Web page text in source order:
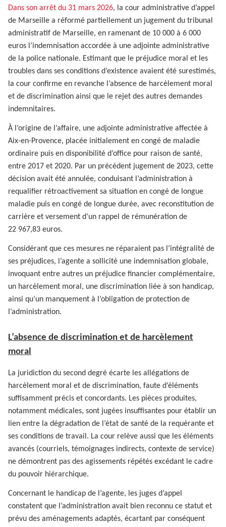
Dans son arrêt du 31 mars 2026, la cour administrative d’appel
de Marseille a réformé partiellement un jugement du tribunal
administratif de Marseille, en ramenant de 10 000 à 6 000
euros l’indemnisation accordée à une adjointe administrative
de la police nationale. Estimant que le préjudice moral et les
troubles dans ses conditions d’existence avaient été surestimés,
la cour confirme en revanche l’absence de harcèlement moral
et de discrimination ainsi que le rejet des autres demandes
indemnitaires.
À l’origine de l’affaire, une adjointe administrative affectée à
Aix-en-Provence, placée initialement en congé de maladie
ordinaire puis en disponibilité d’office pour raison de santé,
entre 2017 et 2020. Par un précédent jugement de 2023, cette
décision avait été annulée, conduisant l’administration à
requalifier rétroactivement sa situation en congé de longue
maladie puis en congé de longue durée, avec reconstitution de
carrière et versement d’un rappel de rémunération de
22 967,83 euros.
Considérant que ces mesures ne réparaient pas l’intégralité de
ses préjudices, l’agente a sollicité une indemnisation globale,
invoquant entre autres un préjudice financier complémentaire,
un harcèlement moral, une discrimination liée à son handicap,
ainsi qu’un manquement à l’obligation de protection de
l’administration.
L’absence de discrimination et de harcèlement
moral
La juridiction du second degré écarte les allégations de
harcèlement moral et de discrimination, faute d’éléments
suffisamment précis et concordants. Les pièces produites,
notamment médicales, sont jugées insuffisantes pour établir un
lien entre la dégradation de l’état de santé de la requérante et
ses conditions de travail. La cour relève aussi que les éléments
avancés (courriels, témoignages indirects, contexte de service)
ne démontrent pas des agissements répétés excédant le cadre
du pouvoir hiérarchique.
Concernant le handicap de l’agente, les juges d’appel
constatent que l’administration avait bien reconnu ce statut et
prévu des aménagements adaptés, écartant par conséquent